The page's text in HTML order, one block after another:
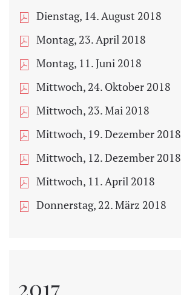
Dienstag, 14. August 2018
Montag, 23. April 2018
Montag, 11. Juni 2018
Mittwoch, 24. Oktober 2018
Mittwoch, 23. Mai 2018
Mittwoch, 19. Dezember 2018
Mittwoch, 12. Dezember 2018
Mittwoch, 11. April 2018
Donnerstag, 22. März 2018
2017